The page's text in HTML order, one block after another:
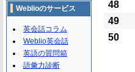
48
49
50
Weblioのサービス
英会話コラム
Weblio英会話
英語の質問箱
語彙力診断